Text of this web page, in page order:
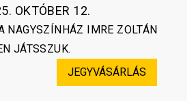
OKTÓBER 12.
NAGYSZÍNHÁZ IMRE ZOLTÁN
JÁTSSZUK.
JEGYVÁSÁRLÁS